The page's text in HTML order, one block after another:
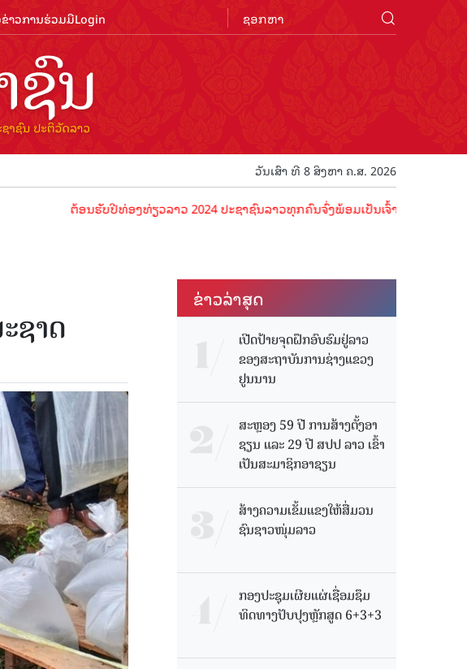
ຂ່າວການຮ່ວມມືLogin
ວັນເສົາ ທີ 8 ສິງຫາ ຄ.ສ. 2026
ຕ້ອນຮັບປີທ່ອງທ່ຽວລາວ 2024 ປະຊາຊົນລາວທຸກຄົນຈົ່ງພ້ອມເປັນເຈົ້າພາບທີ່ດີ ຕ້ອນຮັບນັກ
ຊາດ
ຂ່າວ​ລ່າ​ສຸດ
ເປີດປ້າຍຈຸດຝຶກອົບຮົມຢູ່ລາວ
ຂອງສະຖາບັນການຊ່າງແຂວງ
ຢູນນານ
ສະຫຼອງ 59 ປີ ການສ້າງຕັ້ງອາ
ຊຽນ ແລະ 29 ປີ ສປປ ລາວ ເຂົ້າ
ເປັນສະມາຊິກອາຊຽນ
ສ້າງຄວາມເຂັ້ມແຂງໃຫ້ສື່ມວນ
ຊົນຊາວໜຸ່ມລາວ
ກອງປະຊຸມເຜີຍແຜ່ເຊື່ອມຊຶມ
ທິດທາງປັບປຸງຫຼັກສູດ 6+3+3